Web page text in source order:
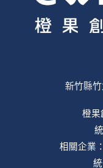
新竹縣
橙果
相關企業：